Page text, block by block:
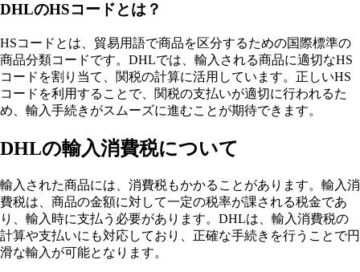
DHLのHSコードとは？
HSコードとは、貿易用語で商品を区分するための国際標準の
商品分類コードです。DHLでは、輸入される商品に適切なHS
コードを割り当て、関税の計算に活用しています。正しいHS
コードを利用することで、関税の支払いが適切に行われるた
め、輸入手続きがスムーズに進むことが期待できます。
DHLの輸入消費税について
輸入された商品には、消費税もかかることがあります。輸入消
費税は、商品の金額に対して一定の税率が課される税金であ
り、輸入時に支払う必要があります。DHLは、輸入消費税の
計算や支払いにも対応しており、正確な手続きを行うことで円
滑な輸入が可能となります。